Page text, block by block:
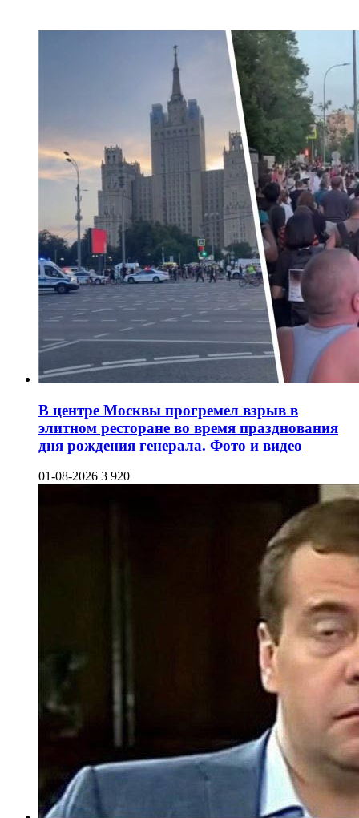
В центре Москвы прогремел взрыв в
элитном ресторане во время празднования
дня рождения генерала. Фото и видео
01-08-2026 3 920